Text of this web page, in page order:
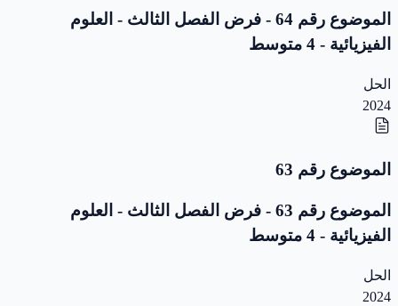
الموضوع رقم 64 - فرض الفصل الثالث - العلوم
الفيزيائية - 4 متوسط
الحل
2024
الموضوع رقم 63
الموضوع رقم 63 - فرض الفصل الثالث - العلوم
الفيزيائية - 4 متوسط
الحل
2024